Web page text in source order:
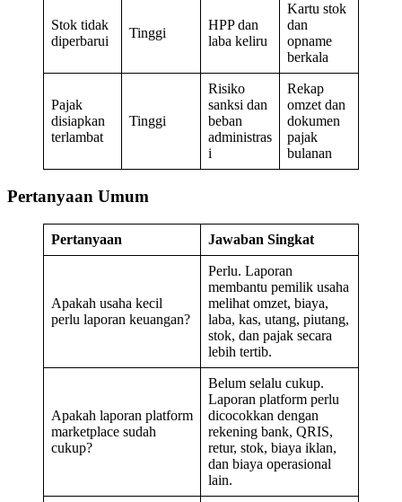
Stok tidak
diperbarui
Tinggi
HPP dan
laba keliru
Kartu stok
dan
opname
berkala
Pajak
disiapkan
terlambat
Tinggi
Risiko
sanksi dan
beban
administras
i
Rekap
omzet dan
dokumen
pajak
bulanan
Pertanyaan Umum
Pertanyaan Jawaban Singkat
Apakah usaha kecil
perlu laporan keuangan?
Perlu. Laporan
membantu pemilik usaha
melihat omzet, biaya,
laba, kas, utang, piutang,
stok, dan pajak secara
lebih tertib.
Apakah laporan platform
marketplace sudah
cukup?
Belum selalu cukup.
Laporan platform perlu
dicocokkan dengan
rekening bank, QRIS,
retur, stok, biaya iklan,
dan biaya operasional
lain.